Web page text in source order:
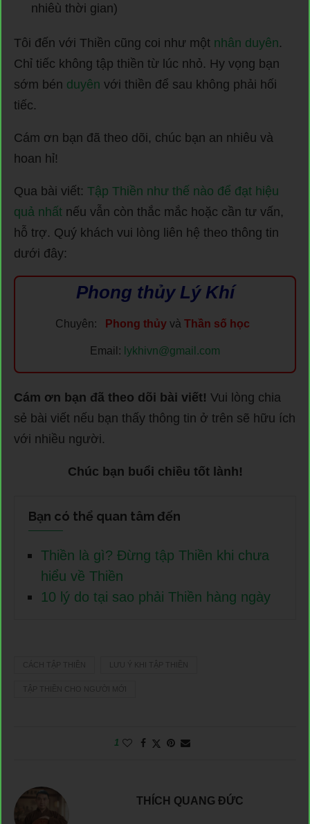
nhiêù thời gian)
Tôi đến với Thiền cũng coi như một nhân duyên.
Chỉ tiếc không tập thiền từ lúc nhỏ. Hy vọng bạn
sớm bén duyên với thiền để sau không phải hối
tiếc.
Cám ơn bạn đã theo dõi, chúc bạn an nhiêu và
hoan hỉ!
Qua bài viết: Tập Thiền như thế nào để đạt hiệu
quả nhất nếu vẫn còn thắc mắc hoặc cần tư vấn,
hỗ trợ. Quý khách vui lòng liên hệ theo thông tin
dưới đây:
Phong thủy Lý Khí
Chuyên: Phong thủyvà Thần số học
Email: lykhivn@gmail.com
Cám ơn bạn đã theo dõi bài viết! Vui lòng chia
sẻ bài viết nếu bạn thấy thông tin ở trên sẽ hữu ích
với nhiều người.
Chúc bạn buổi chiều tốt lành!
Bạn có thể quan tâm đến
Thiền là gì? Đừng tập Thiền khi chưa
hiểu về Thiền
10 lý do tại sao phải Thiền hàng ngày
CÁCH TẬP THIỀN LƯU Ý KHI TẬP THIỀN
TẬP THIỀN CHO NGƯỜI MỚI
1
THÍCH QUANG ĐỨC